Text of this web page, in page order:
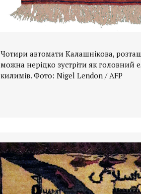
Чотири автомати Калашнікова,
можна нерідко зустріти як головний
килимів. Фото: Nigel Lendon / AFP